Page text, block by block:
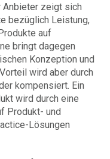
Anbieter zeigt sich
bezüglich Leistung,
auf
bringt dagegen
Konzeption und
wird aber durch
kompensiert. Ein
wird durch eine
Produkt- und
Lösungen